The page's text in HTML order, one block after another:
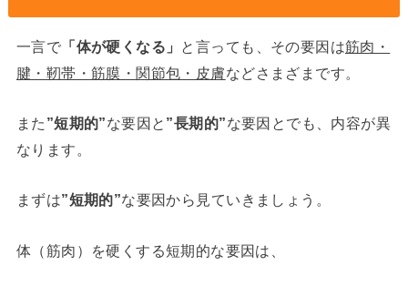
一言で 「体が硬くなる」 と言っても、その要因は筋肉・
腱・靭帯・筋膜・関節包・皮膚などさまざまです。
また ”短期的”な要因と ”長期的”な要因とでも、内容が異
なります。
まずは”短期的”な要因から見ていきましょう。
体（筋肉）を硬くする短期的な要因は、